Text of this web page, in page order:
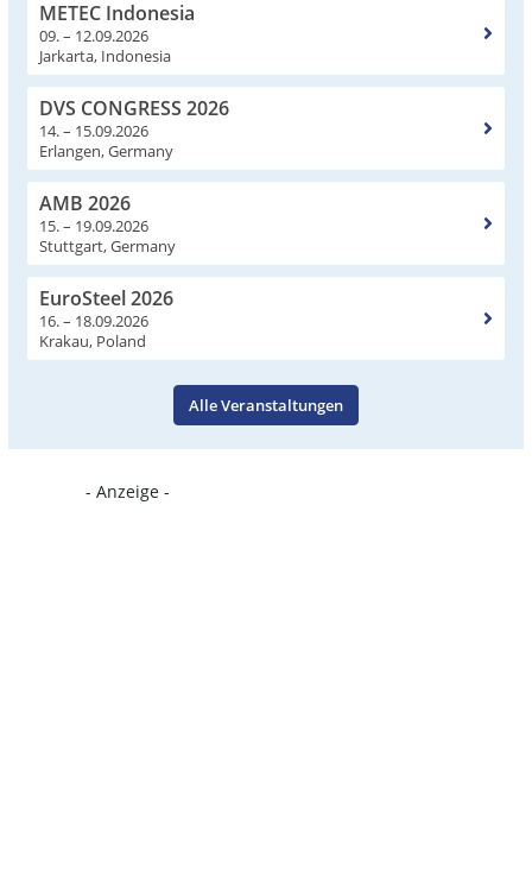
METEC Indonesia
09. – 12.09.2026
Jarkarta, Indonesia
DVS CONGRESS 2026
14. – 15.09.2026
Erlangen, Germany
AMB 2026
15. – 19.09.2026
Stuttgart, Germany
EuroSteel 2026
16. – 18.09.2026
Krakau, Poland
Alle Veranstaltungen
- Anzeige -